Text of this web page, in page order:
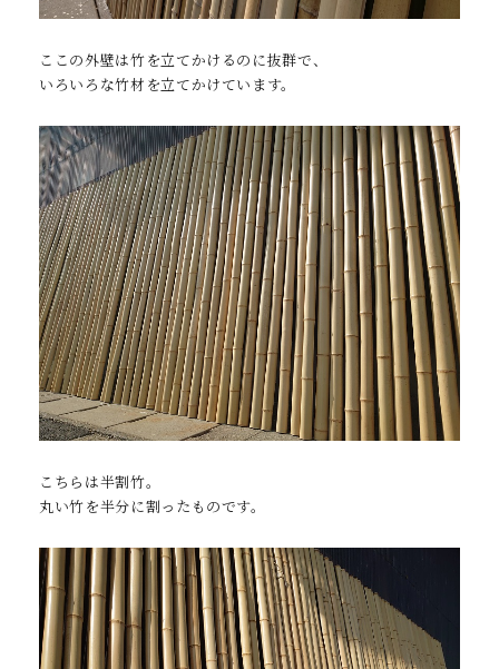
ここの外壁は竹を立てかけるのに抜群で、
いろいろな竹材を立てかけています。
こちらは半割竹。
丸い竹を半分に割ったものです。